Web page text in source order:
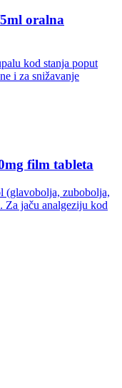
oralna
kod stanja poput
i za snižavanje
film tableta
zubobolja,
Za jaču analgeziju kod